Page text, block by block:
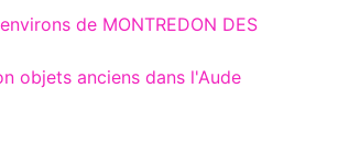
de MONTREDON DES
objets anciens dans l'Aude